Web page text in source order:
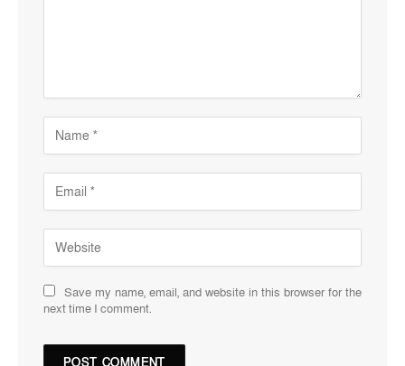
Save my name, email, and website in this browser for the
next time I comment.